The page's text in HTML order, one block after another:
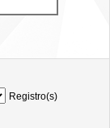
Registro(s)